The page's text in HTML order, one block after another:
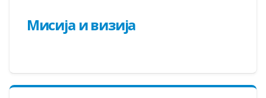
Мисија и визија